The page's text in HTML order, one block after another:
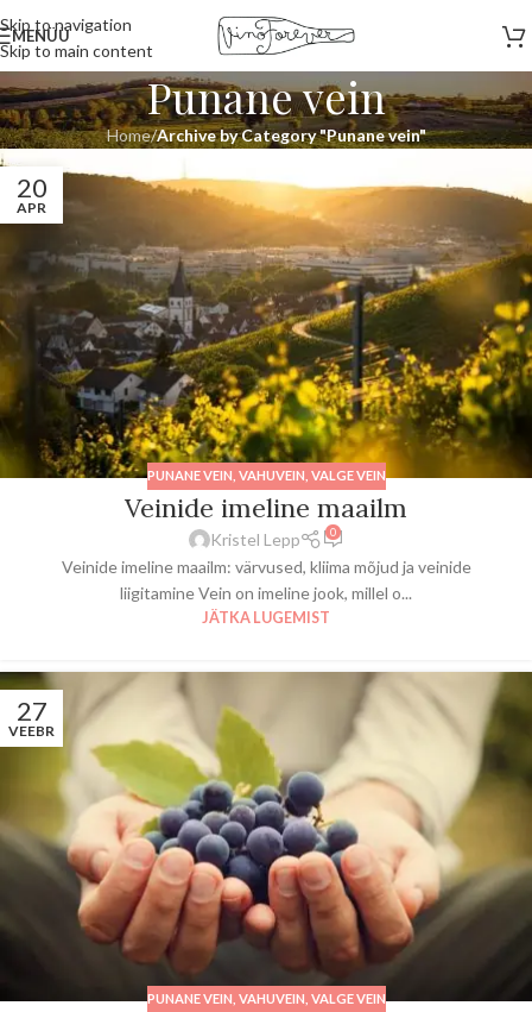
Skip to navigation
Skip to main content
MENÜÜ
Punane vein
Home/Archive by Category "Punane vein"
20
APR
PUNANE VEIN VAHUVEIN VALGE VEIN
Veinide imeline maailm
Kristel Lepp 0
Veinide imeline maailm: värvused, kliima mõjud ja veinide
liigitamine Vein on imeline jook, millel o...
JÄTKA LUGEMIST
27
VEEBR
PUNANE VEIN VAHUVEIN VALGE VEIN